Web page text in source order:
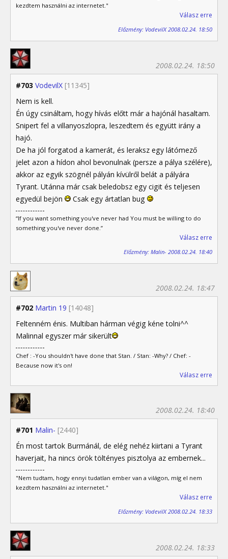
kezdtem használni az internetet."
Válasz erre
Előzmény: VodevilX 2008.02.24. 18:50
#703 VodevilX [11345]
2008.02.24. 18:50
Nem is kell.
Én úgy csináltam, hogy hívás előtt már a hajónál hasaltam.
Snipert fel a villanyoszlopra, leszedtem és együtt irány a
hajó.
De ha jól forgatod a kamerát, és leraksz egy látómező
jelet azon a hídon ahol bevonulnak (persze a pálya szélére),
akkor az egyik szögnél pályán kívülről belát a pályára
Tyrant. Utánna már csak beledobsz egy cigit és teljesen
egyedül bejön
Csak egy ártatlan bug
“If you want something you've never had You must be willing to do
something you've never done.”
Válasz erre
Előzmény: Malin- 2008.02.24. 18:40
#702 Martin 19 [14048]
2008.02.24. 18:47
Feltenném énis. Multiban hárman végig kéne tolni^^
Malinnal egyszer már sikerült
Chef : -You shouldn't have done that Stan. / Stan: -Why? / Chef: -
Because now it's on!
Válasz erre
#701 Malin- [2440]
2008.02.24. 18:40
Én most tartok Burmánál, de elég nehéz kiirtani a Tyrant
haverjait, ha nincs örök töltényes pisztolya az embernek...
"Nem tudtam, hogy ennyi tudatlan ember van a világon, míg el nem
kezdtem használni az internetet."
Válasz erre
Előzmény: VodevilX 2008.02.24. 18:33
2008.02.24. 18:33